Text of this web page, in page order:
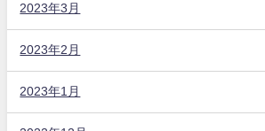
2023年3月
2023年2月
2023年1月